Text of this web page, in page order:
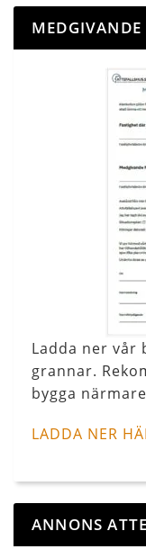
Ladda ner vår
grannar.
bygga
LADDA NER
ANNONS